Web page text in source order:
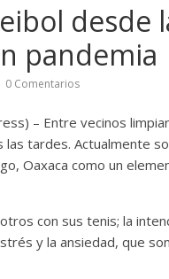
desde
pandemia
0 Comentarios
– Entre vecinos
tardes. Actualmente
Oaxaca como un
con sus tenis; la
y la ansiedad, que